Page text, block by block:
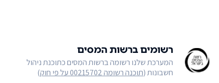
רשומים ברשות המסים
המערכת שלנו רשומה ברשות המסים כתוכנת ניהול
חשבונות (תוכנה רשומה 00215702 על פי חוק )